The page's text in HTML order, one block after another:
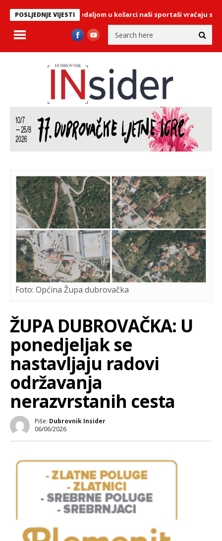
POSLJEDNJE VIJESTI
i brončanom medaljom u košarci naši sportaši vraćaju se sa
Foto: Općina Župa dubrovačka
ŽUPA DUBROVAČKA: U
ponedjeljak se
nastavljaju radovi
održavanja
nerazvrstanih cesta
Piše: Dubrovnik Insider
06/06/2026